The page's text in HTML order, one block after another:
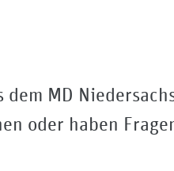
MD
oder haben